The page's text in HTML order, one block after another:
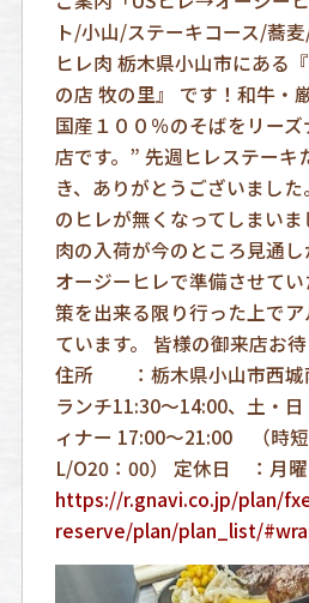
ト/小山/ステーキコース/蕎
ヒレ肉 栃木県小山市にある
の店 牧の里』 です！和牛・
国産１００％のそばをリー
店です。” 先週ヒレステーキ
き、ありがとうございまし
のヒレが無くなってしまい
肉の入荷が今のところ見通
オージーヒレで準備させて
策を出来る限り行った上で
ています。 皆様の御来店お
住所 ：栃木県小山市西城
ランチ11:30～14:00、土
ィナー 17:00～21:00 （時
L/O20：00） 定休日 ：月
https://r.gnavi.co.jp/plan/
reserve/plan/plan_list/